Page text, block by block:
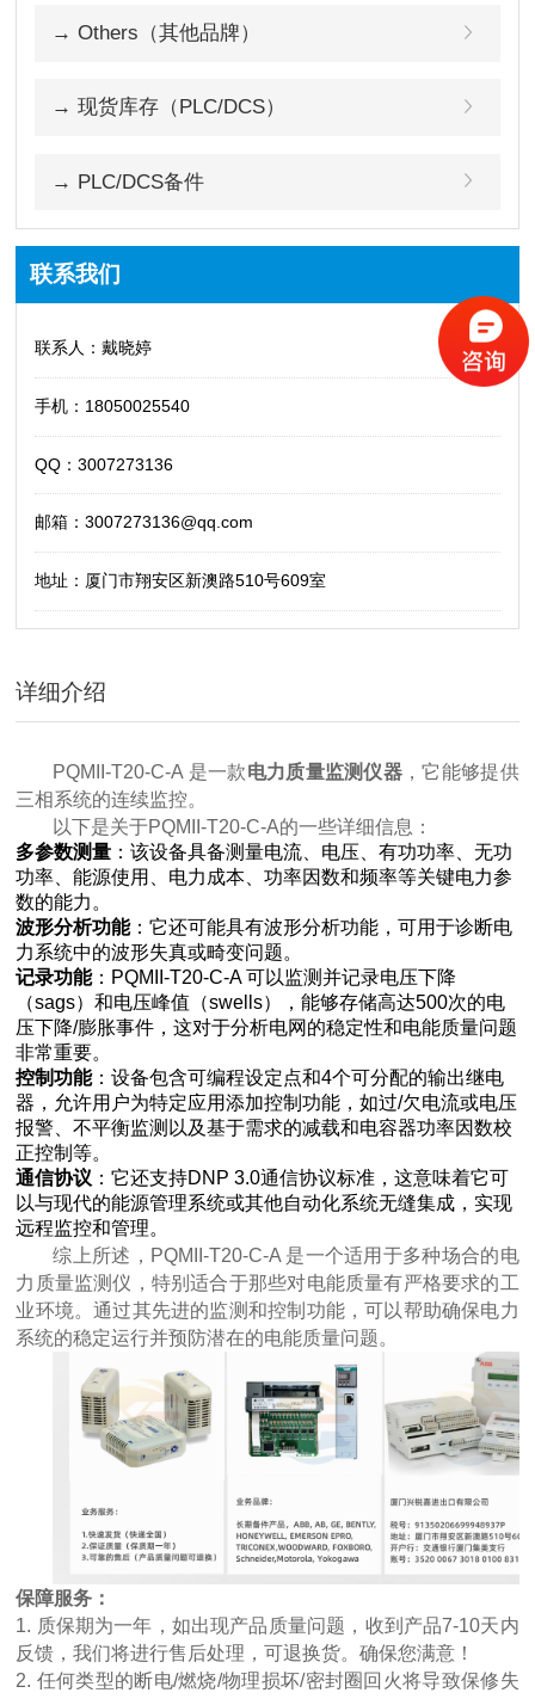
→ Others（其他品牌）
→ 现货库存（PLC/DCS）
→ PLC/DCS备件
联系我们
联系人：戴晓婷
手机：18050025540
QQ：3007273136
邮箱：3007273136@qq.com
地址：厦门市翔安区新澳路510号609室
详细介绍
PQMII-T20-C-A 是一款电力质量监测仪器 ，它能够提供
三相系统的连续监控。
以下是关于PQMII-T20-C-A的一些详细信息：
多参数测量 ：该设备具备测量电流、电压、有功功率、无功
功率、能源使用、电力成本、功率因数和频率等关键电力参
数的能力。
波形分析功能：它还可能具有波形分析功能，可用于诊断电
力系统中的波形失真或畸变问题。
记录功能：PQMII-T20-C-A 可以监测并记录电压下降
（sags）和电压峰值（swells），能够存储高达500次的电
压下降/膨胀事件，这对于分析电网的稳定性和电能质量问题
非常重要。
控制功能：设备包含可编程设定点和4个可分配的输出继电
器，允许用户为特定应用添加控制功能，如过/欠电流或电压
报警、不平衡监测以及基于需求的减载和电容器功率因数校
正控制等。
通信协议 ：它还支持DNP 3.0通信协议标准，这意味着它可
以与现代的能源管理系统或其他自动化系统无缝集成，实现
远程监控和管理。
综上所述，PQMII-T20-C-A 是一个适用于多种场合的电
力质量监测仪，特别适合于那些对电能质量有严格要求的工
业环境。通过其先进的监测和控制功能，可以帮助确保电力
系统的稳定运行并预防潜在的电能质量问题。
保障服务：
1. 质保期为一年，如出现产品质量问题，收到产品7-10天内
反馈，我们将进行售后处理，可退换货。确保您满意！
2. 任何类型的断电/燃烧/物理损坏/密封圈回火将导致保修失